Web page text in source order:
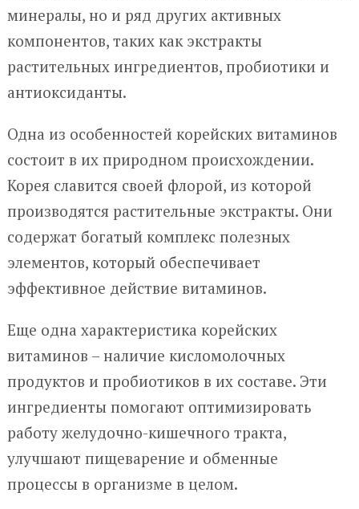
минералы, но и ряд других активных
компонентов, таких как экстракты
растительных ингредиентов, пробиотики и
антиоксиданты.
Одна из особенностей корейских витаминов
состоит в их природном происхождении.
Корея славится своей флорой, из которой
производятся растительные экстракты. Они
содержат богатый комплекс полезных
элементов, который обеспечивает
эффективное действие витаминов.
Еще одна характеристика корейских
витаминов – наличие кисломолочных
продуктов и пробиотиков в их составе. Эти
ингредиенты помогают оптимизировать
работу желудочно-кишечного тракта,
улучшают пищеварение и обменные
процессы в организме в целом.